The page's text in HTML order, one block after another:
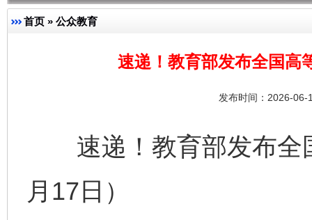
首页 » 公众教育
速递！教育部发布全国高
发布时间：2026-
速递！教育部发布全
月17日）